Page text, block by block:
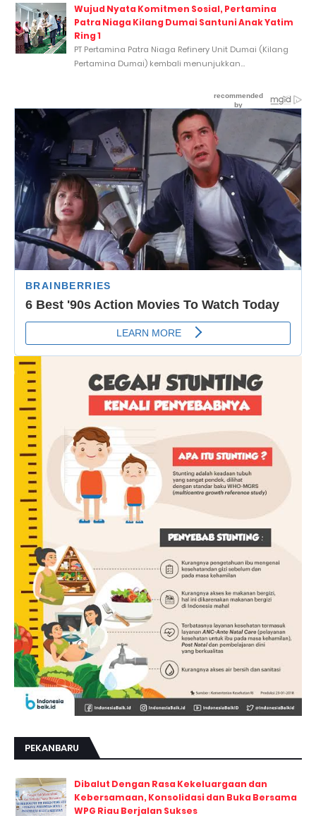
Wujud Nyata Komitmen Sosial, Pertamina
Patra Niaga Kilang Dumai Santuni Anak Yatim
Ring 1
PT Pertamina Patra Niaga Refinery Unit Dumai (Kilang
Pertamina Dumai) kembali menunjukkan...
PEKANBARU
Dibalut Dengan Rasa Kekeluargaan dan
Kebersamaan, Konsolidasi dan Buka Bersama
WPG Riau Berjalan Sukses